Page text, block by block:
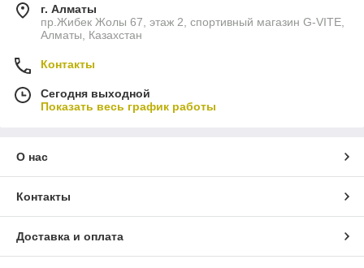
г. Алматы
пр.Жибек Жолы 67, этаж 2, спортивный магазин G-VITE,
Алматы, Казахстан
Контакты
Сегодня выходной
Показать весь график работы
О нас
Контакты
Доставка и оплата